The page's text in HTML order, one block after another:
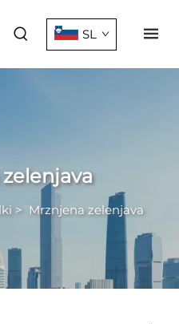
SL
> Mrznjena zelenjava